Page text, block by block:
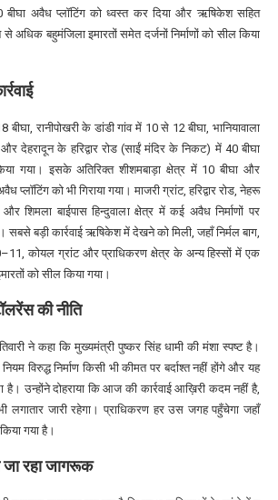
अवैध प्लॉटिंग को ध्वस्त कर दिया और ऋषिकेश सहित
से अधिक बहुमंजिला इमारतों समेत दर्जनों निर्माणों को सील किया
बीघा, रानीपोखरी के डांडी गांव में 10 से 12 बीघा, भानियावाला
देहरादून के हरिद्वार रोड (साईं मंदिर के निकट) में 40 बीघा
गया। इसके अतिरिक्त शीशमबाड़ा क्षेत्र में 10 बीघा और
प्लॉटिंग को भी गिराया गया। माजरी ग्रांट, हरिद्वार रोड, नेहरू
शिमला बाईपास हिन्दुवाला क्षेत्र में कई अवैध निर्माणों पर
सबसे बड़ी कार्रवाई ऋषिकेश में देखने को मिली, जहाँ निर्मल बाग,
कोयल ग्रांट और प्राधिकरण क्षेत्र के अन्य हिस्सों में एक
को सील किया गया।
की नीति
ने कहा कि मुख्यमंत्री पुष्कर सिंह धामी की मंशा स्पष्ट है।
विरुद्ध निर्माण किसी भी कीमत पर बर्दाश्त नहीं होंगे और यह
है। उन्होंने दोहराया कि आज की कार्रवाई आख़िरी कदम नहीं है,
लगातार जारी रहेगा। प्राधिकरण हर उस जगह पहुँचेगा जहाँ
गया है।
रहा जागरूक